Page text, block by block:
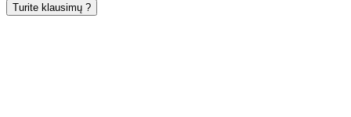
Turite klausimų ?